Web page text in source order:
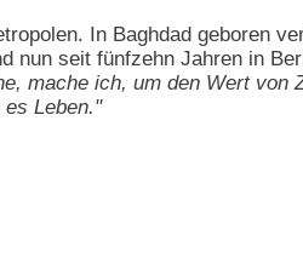
In Baghdad geboren
nun seit fünfzehn Jahren in
mache ich, um den Wert von
Leben."